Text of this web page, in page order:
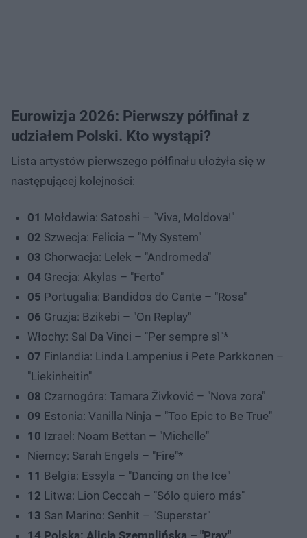
Eurowizja 2026: Pierwszy półfinał z
udziałem Polski. Kto wystąpi?
Lista artystów pierwszego półfinału ułożyła się w
następującej kolejności:
01 Mołdawia: Satoshi – "Viva, Moldova!"
02 Szwecja: Felicia – "My System"
03 Chorwacja: Lelek – "Andromeda"
04 Grecja: Akylas – "Ferto"
05 Portugalia: Bandidos do Cante – "Rosa"
06 Gruzja: Bzikebi – "On Replay"
Włochy: Sal Da Vinci – "Per sempre sì"*
07 Finlandia: Linda Lampenius i Pete Parkkonen –
"Liekinheitin"
08 Czarnogóra: Tamara Živković – "Nova zora"
09 Estonia: Vanilla Ninja – "Too Epic to Be True"
10 Izrael: Noam Bettan – "Michelle"
Niemcy: Sarah Engels – "Fire"*
11 Belgia: Essyla – "Dancing on the Ice"
12 Litwa: Lion Ceccah – "Sólo quiero más"
13 San Marino: Senhit – "Superstar"
14 Polska: Alicja Szemplińska – "Pray"